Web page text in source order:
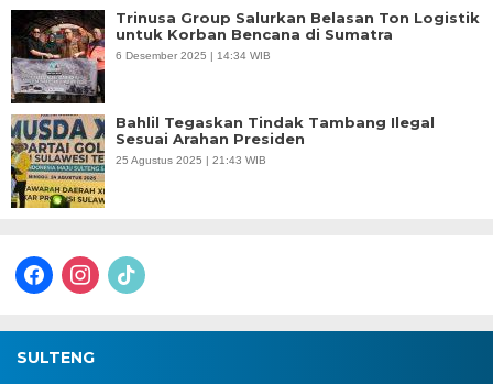
Trinusa Group Salurkan Belasan Ton Logistik
untuk Korban Bencana di Sumatra
6 Desember 2025 | 14:34 WIB
Bahlil Tegaskan Tindak Tambang Ilegal
Sesuai Arahan Presiden
25 Agustus 2025 | 21:43 WIB
facebookinstagram
tiktok
SULTENG